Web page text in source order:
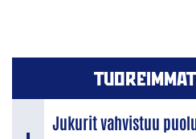
Jukurit vahvistuu